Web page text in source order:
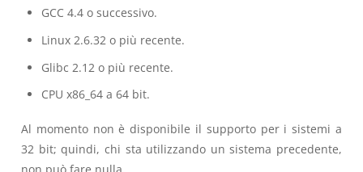
GCC 4.4 o successivo.
Linux 2.6.32 o più recente.
Glibc 2.12 o più recente.
CPU x86_64 a 64 bit.
Al momento non è disponibile il supporto per i sistemi a
32 bit; quindi, chi sta utilizzando un sistema precedente,